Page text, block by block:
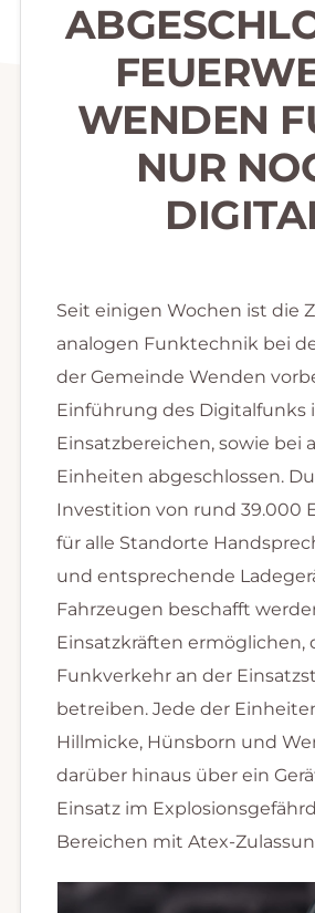
WENDEN
NUR
Seit einigen Wochen ist die
analogen Funktechnik bei
der Gemeinde Wenden
Einführung des Digitalfunks
Einsatzbereichen, sowie bei
Einheiten abgeschlossen.
Investition von rund 39.000
für alle Standorte
und entsprechende
Fahrzeugen beschafft
Einsatzkräften ermöglichen,
Funkverkehr an der
betreiben. Jede der
Hillmicke, Hünsborn und
darüber hinaus über ein
Einsatz im
Bereichen mit Atex-